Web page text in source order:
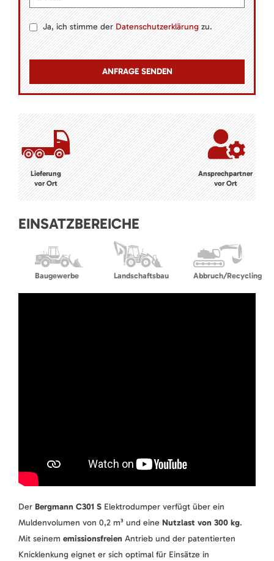
Ja, ich stimme derDatenschutzerklärungzu.
Lieferung
vor Ort
Ansprechpartner
vor Ort
EINSATZBEREICHE
Baugewerbe Landschaftsbau Abbruch/Recycling
Der Bergmann C301 S Elektrodumper verfügt über ein
Muldenvolumen von 0,2 m³ und eine Nutzlast von 300 kg.
Mit seinem emissionsfreien Antrieb und der patentierten
Knicklenkung eignet er sich optimal für Einsätze in